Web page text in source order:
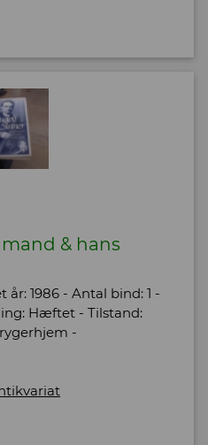
& hans
1986 - Antal bind: 1 -
Hæftet - Tilstand:
-